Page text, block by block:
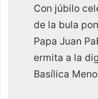
Con júbilo
de la bula
Papa Juan
ermita a la
Basílica